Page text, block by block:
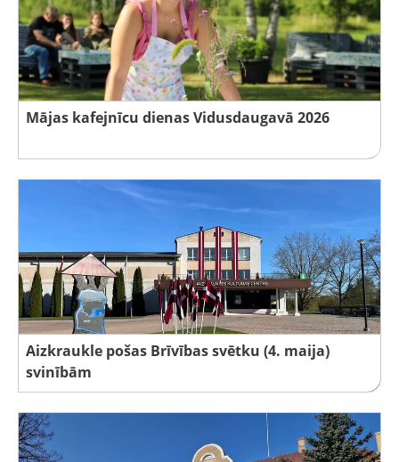
Mājas kafejnīcu dienas Vidusdaugavā 2026
Aizkraukle pošas Brīvības svētku (4. maija)
svinībām